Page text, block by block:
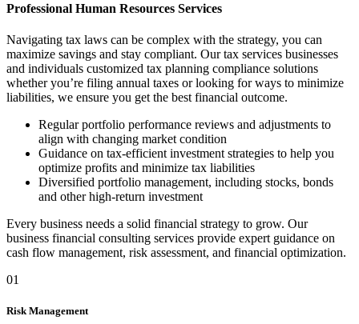
Professional Human Resources Services
Navigating tax laws can be complex with the strategy, you can
maximize savings and stay compliant. Our tax services businesses
and individuals customized tax planning compliance solutions
whether you’re filing annual taxes or looking for ways to minimize
liabilities, we ensure you get the best financial outcome.
Regular portfolio performance reviews and adjustments to
align with changing market condition
Guidance on tax-efficient investment strategies to help you
optimize profits and minimize tax liabilities
Diversified portfolio management, including stocks, bonds
and other high-return investment
Every business needs a solid financial strategy to grow. Our
business financial consulting services provide expert guidance on
cash flow management, risk assessment, and financial optimization.
01
Risk Management